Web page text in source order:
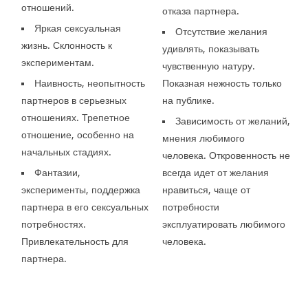
отношений.
Яркая сексуальная
жизнь. Склонность к
экспериментам.
Наивность, неопытность
партнеров в серьезных
отношениях. Трепетное
отношение, особенно на
начальных стадиях.
Фантазии,
эксперименты, поддержка
партнера в его сексуальных
потребностях.
Привлекательность для
партнера.
отказа партнера.
Отсутствие желания
удивлять, показывать
чувственную натуру.
Показная нежность только
на публике.
Зависимость от желаний,
мнения любимого
человека. Откровенность не
всегда идет от желания
нравиться, чаще от
потребности
эксплуатировать любимого
человека.